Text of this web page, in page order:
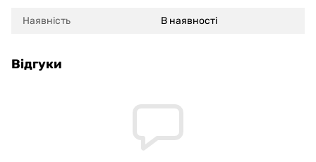
Наявність В наявності
Відгуки